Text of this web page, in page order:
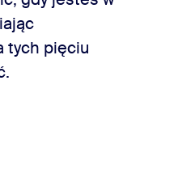
tych pięciu